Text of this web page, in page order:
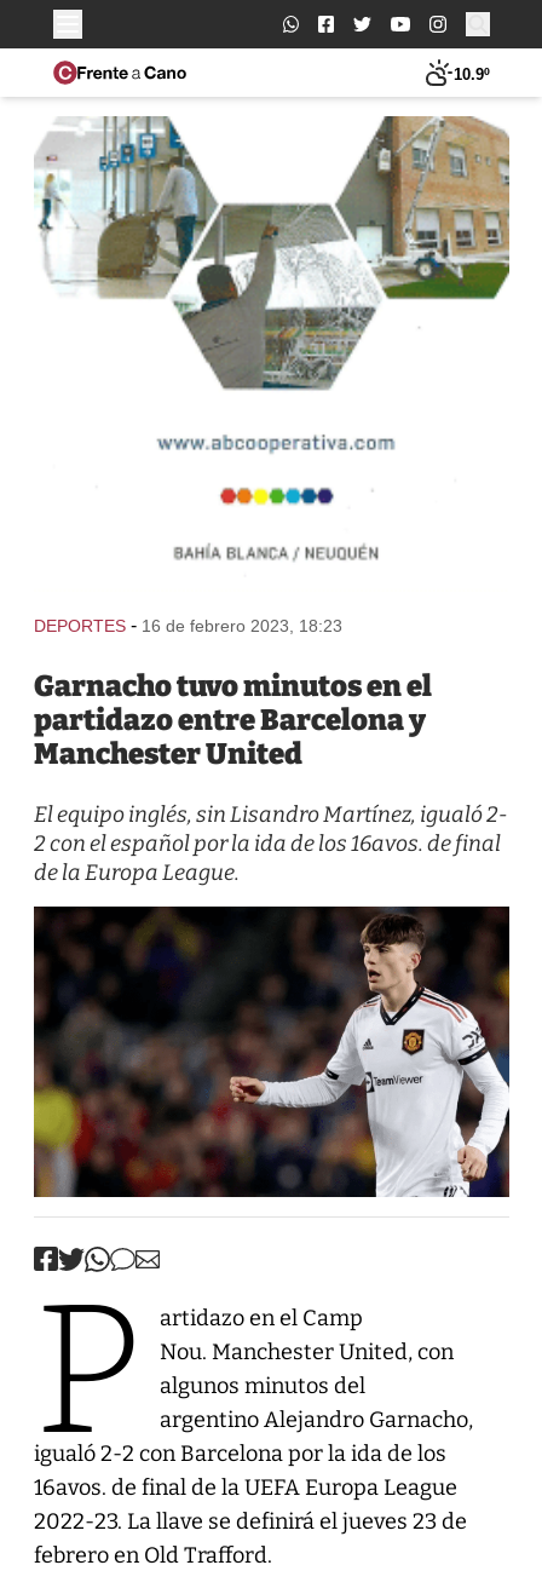
Buscar:
10.9º
DEPORTES - 16 de febrero 2023, 18:23
Garnacho tuvo minutos en el
partidazo entre Barcelona y
Manchester United
El equipo inglés, sin Lisandro Martínez, igualó 2-
2 con el español por la ida de los 16avos. de final
de la Europa League.
P
artidazo en el Camp
Nou. Manchester United, con
algunos minutos del
argentino Alejandro Garnacho,
igualó 2-2 con Barcelona por la ida de los
16avos. de final de la UEFA Europa League
2022-23. La llave se definirá el jueves 23 de
febrero en Old Trafford.